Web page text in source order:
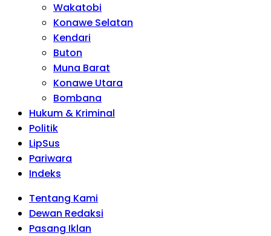
Wakatobi
Konawe Selatan
Kendari
Buton
Muna Barat
Konawe Utara
Bombana
Hukum & Kriminal
Politik
LipSus
Pariwara
Indeks
Tentang Kami
Dewan Redaksi
Pasang Iklan